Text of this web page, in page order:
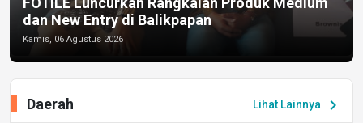
dan New Entry di Balikpapan
Kamis, 06 Agustus 2026
Lihat Lainnya chevron_right
Daerah